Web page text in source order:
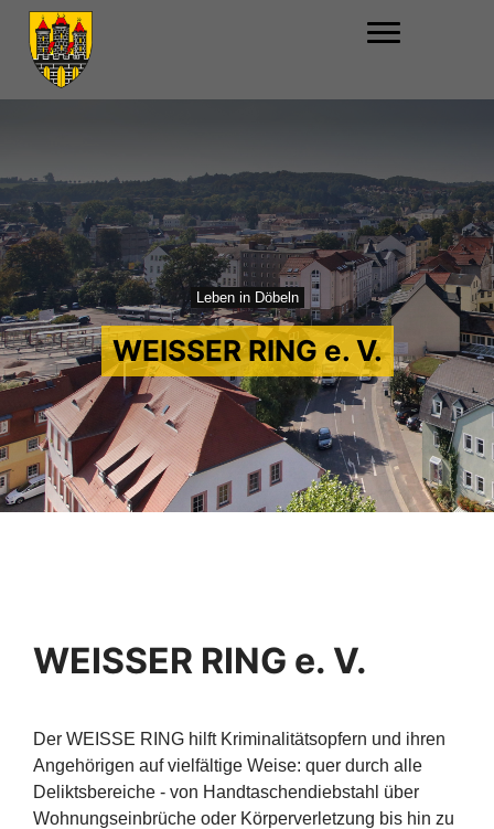
Leben in Döbeln
WEISSER RING e. V.
WEISSER RING e. V.
Der WEISSE RING hilft Kriminalitätsopfern und ihren
Angehörigen auf vielfältige Weise: quer durch alle
Deliktsbereiche - von Handtaschendiebstahl über
Wohnungseinbrüche oder Körperverletzung bis hin zu